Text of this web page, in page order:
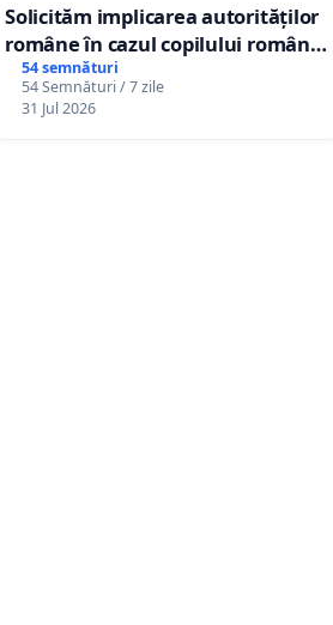
Solicităm implicarea autorităților
române în cazul copilului român
Wiliam Kristian Gheorghe, aflat în
plasament în Danemarca de 12
54 semnături
54 Semnături / 7 zile
31 Jul 2026